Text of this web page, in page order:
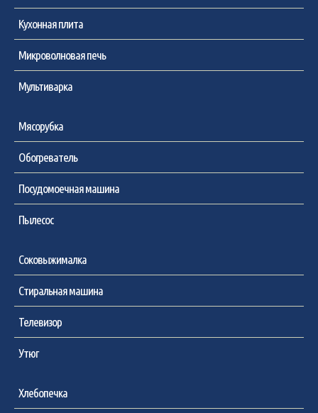
Кухонная плита
Микроволновая печь
Мультиварка
Мясорубка
Обогреватель
Посудомоечная машина
Пылесос
Соковыжималка
Стиральная машина
Телевизор
Утюг
Хлебопечка